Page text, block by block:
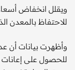
ويقلل انخفاض
للاحتفاظ بالمعدن
وأظهرت بيانات أن
للحصول على